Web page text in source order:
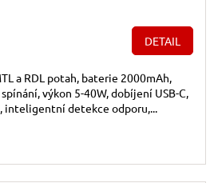
DETAIL
a RDL potah, baterie 2000mAh,
výkon 5-40W, dobíjení USB-C,
detekce odporu,...